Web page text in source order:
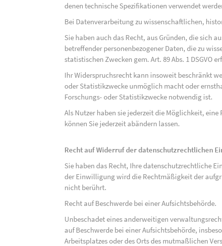
denen technische Spezifikationen verwendet
Bei Datenverarbeitung zu wissenschaftlichen,
Sie haben auch das Recht, aus Gründen, die sich
betreffender personenbezogener Daten, die zu
statistischen Zwecken gem. Art. 89 Abs. 1 DSGVO
Ihr Widerspruchsrecht kann insoweit beschränkt
oder Statistikzwecke unmöglich macht oder
Forschungs- oder Statistikzwecke notwendig ist.
Als Nutzer haben sie jederzeit die Möglichkeit,
können Sie jederzeit abändern lassen.
Recht auf Widerruf der datenschutzrechtlichen
Sie haben das Recht, Ihre datenschutzrechtliche
der Einwilligung wird die Rechtmäßigkeit der
nicht berührt.
Recht auf Beschwerde bei einer Aufsichtsbehörde.
Unbeschadet eines anderweitigen
auf Beschwerde bei einer Aufsichtsbehörde,
Arbeitsplatzes oder des Orts des mutmaßlichen